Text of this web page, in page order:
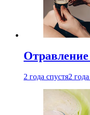
2 года спустя2